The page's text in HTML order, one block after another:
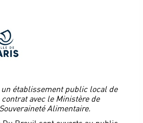
un établissement public local de
avec le Ministère de
Alimentaire.